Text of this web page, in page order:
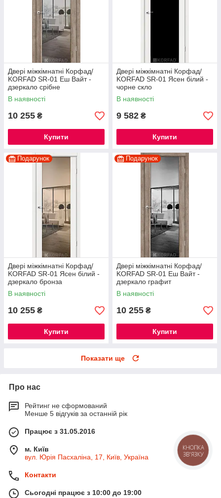
Двері міжкімнатні Корфад/
KORFAD SR-01 Еш Вайт -
дзеркало срібне
В наявності
10 255 ₴
Купити
Двері міжкімнатні Корфад/
KORFAD SR-01 Ясен білий -
чорне скло
В наявності
9 582 ₴
Купити
Подарунок
Двері міжкімнатні Корфад/
KORFAD SR-01 Ясен білий -
дзеркало бронза
В наявності
10 255 ₴
Купити
Подарунок
Двері міжкімнатні Корфад/
KORFAD SR-01 Еш Вайт -
дзеркало графит
В наявності
10 255 ₴
Купити
Показати ще
Про нас
Рейтинг не сформований
Менше 5 відгуків за останній рік
Працює з 31.05.2016
м. Київ
вул. Юрія Пасхаліна, 17, Київ, Україна
Контакти
Сьогодні працює з 10:00 до 19:00
КНОПКА
ЗВ'ЯЗКУ